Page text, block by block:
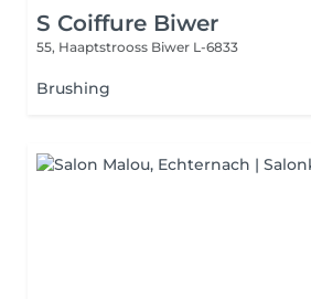
S Coiffure Biwer
55, Haaptstrooss Biwer L-6833
Brushing